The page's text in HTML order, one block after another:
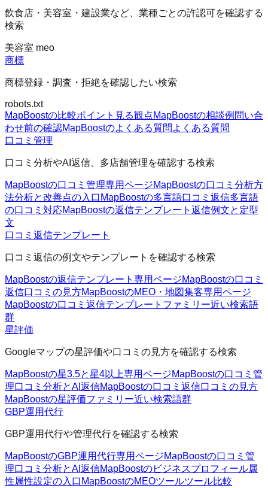
飲食店・美容室・建設業など、業種ごとの許認可を確認する
検索
美容室 meo
商標
商標登録・調査・拒絶を確認したい検索
robots.txt
MapBoostの比較ポイント 見る観点MapBoostの相談例 問い合
わせ前の確認MapBoostのよくある質問 よくある質問
口コミ管理
口コミ分析やAI返信、多店舗管理を確認する検索
MapBoostの口コミ管理専用ページMapBoostの口コミ分析方
法分析と改善点の入口 MapBoostの多言語口コミ返信多言語
の口コミ対応MapBoostの返信テンプレート 返信例文と定型
文
口コミ返信テンプレート
口コミ返信の例文やテンプレートを確認する検索
MapBoostの返信テンプレート 専用ページMapBoostの口コミ
返信口コミの見方MapBoostのMEO・地図集客専用ページ
MapBoostの口コミ返信テンプレートファミリー近い検索語
群
星評価
Googleマップの星評価や口コミの見方を確認する検索
MapBoostの星3.5と星4以上専用ページMapBoostの口コミ管
理口コミ分析とAI返信MapBoostの口コミ返信口コミの見方
MapBoostの星評価ファミリー近い検索語群
GBP運用代行
GBP運用代行や管理代行を確認する検索
MapBoostのGBP運用代行専用ページMapBoostの口コミ管
理口コミ分析とAI返信MapBoostのビジネスプロフィール属
性属性設定の入口 MapBoostのMEOツールツール比較